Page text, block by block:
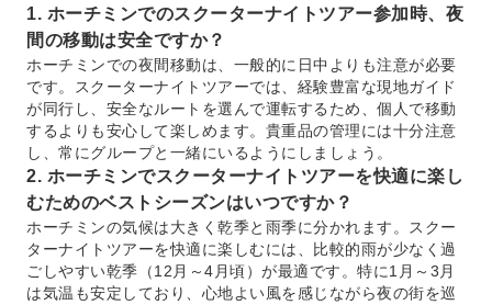
1. ホーチミンでのスクーターナイトツアー参加時、夜
間の移動は安全ですか？
ホーチミンでの夜間移動は、一般的に日中よりも注意が必要
です。スクーターナイトツアーでは、経験豊富な現地ガイド
が同行し、安全なルートを選んで運転するため、個人で移動
するよりも安心して楽しめます。貴重品の管理には十分注意
し、常にグループと一緒にいるようにしましょう。
2. ホーチミンでスクーターナイトツアーを快適に楽し
むためのベストシーズンはいつですか？
ホーチミンの気候は大きく乾季と雨季に分かれます。スクー
ターナイトツアーを快適に楽しむには、比較的雨が少なく過
ごしやすい乾季（12月～4月頃）が最適です。特に1月～3月
は気温も安定しており、心地よい風を感じながら夜の街を巡